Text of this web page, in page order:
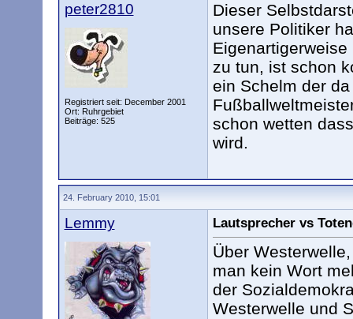
peter2810
Registriert seit: December 2001
Ort: Ruhrgebiet
Beiträge: 525
Dieser
unsere Politiker
zu tun, ist schon
ein Schelm der
schon wetten
wird.
24. February 2010, 15:01
Lemmy Lautsprecher vs
Über
man kein Wort
der
Westerwelle und